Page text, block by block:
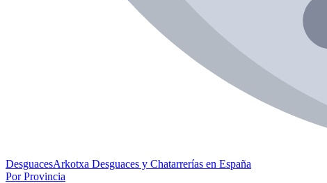
DesguacesArkotxa Desguaces y Chatarrerías en España
Por Provincia